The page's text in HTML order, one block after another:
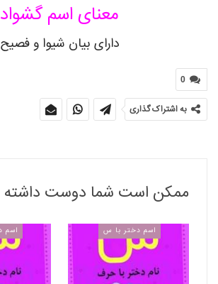
معنای اسم گشواد
دارای بیان شیوا و فصیح
0
به اشتراک گذاری
ممکن است شما دوست داشته
اسم دختر با س اسم